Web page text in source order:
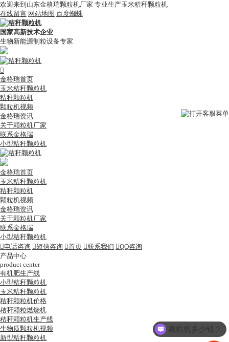
欢迎来到山东金格瑞颗粒机厂家 专业生产玉米秸秆颗粒机
在线留言 网站地图 百度蜘蛛
国家高新技术企业
生物新能源制粒设备专家

金格瑞首页
玉米秸秆颗粒机
秸秆颗粒机
颗粒机视频
金格瑞资讯
关于颗粒机厂家
联系金格瑞
小型秸秆颗粒机
金格瑞首页
玉米秸秆颗粒机
秸秆颗粒机
颗粒机视频
金格瑞资讯
关于颗粒机厂家
联系金格瑞
小型秸秆颗粒机
 电话咨询 短信咨询 首页 联系我们 QQ咨询
产品中心
product center
有机肥生产线
小型秸秆颗粒机
玉米秸秆颗粒机
秸秆颗粒机价格
秸秆颗粒燃烧机
秸秆颗粒机生产线
生物质颗粒机视频
新型秸秆颗粒机
颗粒机多少钱？